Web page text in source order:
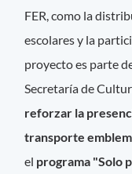
FER, como la
escolares y la
proyecto es parte
Secretaría de
reforzar la
transporte
el programa "Solo